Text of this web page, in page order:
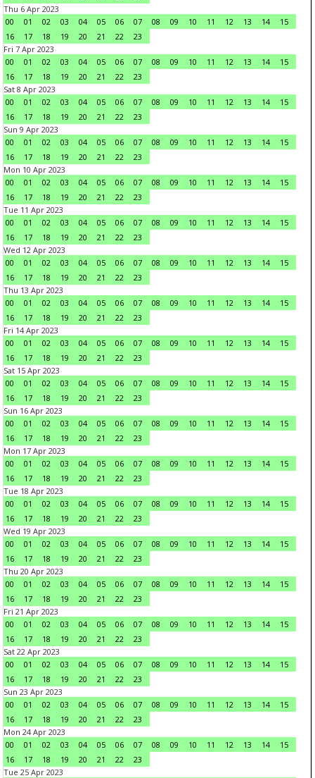
Thu 6 Apr 2023
00
01 02 03 04 05 06 07 08 09 10 11 12 13 14
15
16
17 18 19 20 21 22
23
Fri 7 Apr 2023
00
01 02 03 04 05 06 07 08 09 10 11 12 13 14
15
16
17 18 19 20 21 22
23
Sat 8 Apr 2023
00
01 02 03 04 05 06 07 08 09 10 11 12 13 14
15
16
17 18 19 20 21 22
23
Sun 9 Apr 2023
00
01 02 03 04 05 06 07 08 09 10 11 12 13 14
15
16
17 18 19 20 21 22
23
Mon 10 Apr 2023
00
01 02 03 04 05 06 07 08 09 10 11 12 13 14
15
16
17 18 19 20 21 22
23
Tue 11 Apr 2023
00
01 02 03 04 05 06 07 08 09 10 11 12 13 14
15
16
17 18 19 20 21 22
23
Wed 12 Apr 2023
00
01 02 03 04 05 06 07 08 09 10 11 12 13 14
15
16
17 18 19 20 21 22
23
Thu 13 Apr 2023
00
01 02 03 04 05 06 07 08 09 10 11 12 13 14
15
16
17 18 19 20 21 22
23
Fri 14 Apr 2023
00
01 02 03 04 05 06 07 08 09 10 11 12 13 14
15
16
17 18 19 20 21 22
23
Sat 15 Apr 2023
00
01 02 03 04 05 06 07 08 09 10 11 12 13 14
15
16
17 18 19 20 21 22
23
Sun 16 Apr 2023
00
01 02 03 04 05 06 07 08 09 10 11 12 13 14
15
16
17 18 19 20 21 22
23
Mon 17 Apr 2023
00
01 02 03 04 05 06 07 08 09 10 11 12 13 14
15
16
17 18 19 20 21 22
23
Tue 18 Apr 2023
00
01 02 03 04 05 06 07 08 09 10 11 12 13 14
15
16
17 18 19 20 21 22
23
Wed 19 Apr 2023
00
01 02 03 04 05 06 07 08 09 10 11 12 13 14
15
16
17 18 19 20 21 22
23
Thu 20 Apr 2023
00
01 02 03 04 05 06 07 08 09 10 11 12 13 14
15
16
17 18 19 20 21 22
23
Fri 21 Apr 2023
00
01 02 03 04 05 06 07 08 09 10 11 12 13 14
15
16
17 18 19 20 21 22
23
Sat 22 Apr 2023
00
01 02 03 04 05 06 07 08 09 10 11 12 13 14
15
16
17 18 19 20 21 22
23
Sun 23 Apr 2023
00
01 02 03 04 05 06 07 08 09 10 11 12 13 14
15
16
17 18 19 20 21 22
23
Mon 24 Apr 2023
00
01 02 03 04 05 06 07 08 09 10 11 12 13 14
15
16
17 18 19 20 21 22
23
Tue 25 Apr 2023